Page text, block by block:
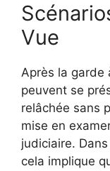
Vue
Après la garde
peuvent se
relâchée sans
mise en
judiciaire.
cela implique